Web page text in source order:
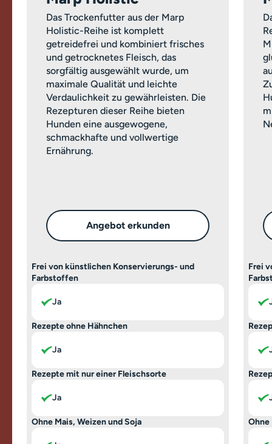
Das Trockenfutter aus der Marp
Holistic-Reihe ist komplett
getreidefrei und kombiniert frisches
und getrocknetes Fleisch, das
sorgfältig ausgewählt wurde, um
maximale Qualität und leichte
Verdaulichkeit zu gewährleisten. Die
Rezepturen dieser Reihe bieten
Hunden eine ausgewogene,
schmackhafte und vollwertige
Ernährung.
Angebot erkunden
Frei von künstlichen Konservierungs- und
Farbstoffen
Ja
Rezepte ohne Hähnchen
Ja
Rezepte mit nur einer Fleischsorte
Ja
Ohne Mais, Weizen und Soja
Frei
Ohne